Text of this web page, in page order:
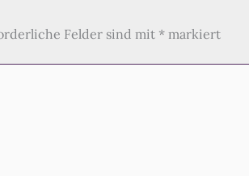
Felder sind mit *markiert